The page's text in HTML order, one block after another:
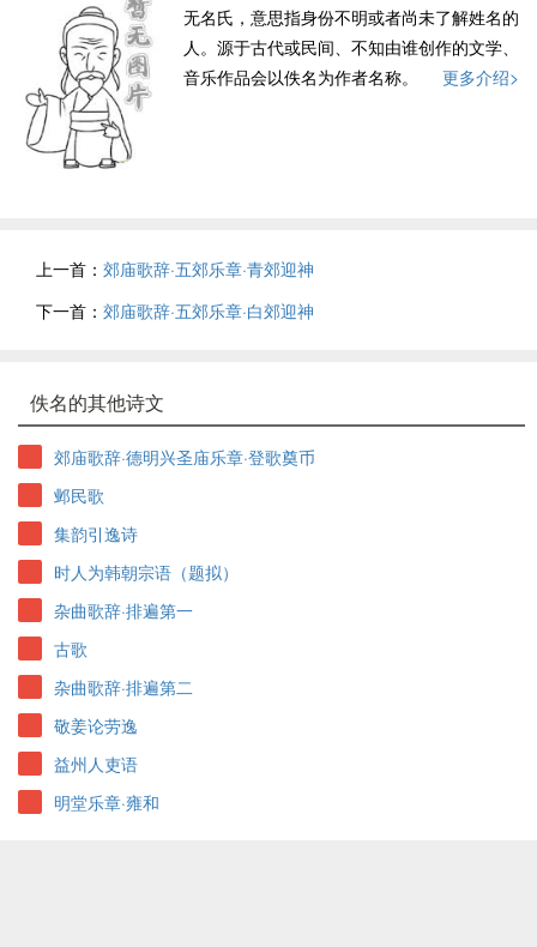
无名氏，意思指身份不明或者尚未了解姓名的
人。源于古代或民间、不知由谁创作的文学、
音乐作品会以佚名为作者名称。
更多介绍>
上一首： 郊庙歌辞·五郊乐章·青郊迎神
下一首： 郊庙歌辞·五郊乐章·白郊迎神
佚名的其他诗文
郊庙歌辞·德明兴圣庙乐章·登歌奠币
邺民歌
集韵引逸诗
时人为韩朝宗语（题拟）
杂曲歌辞·排遍第一
古歌
杂曲歌辞·排遍第二
敬姜论劳逸
益州人吏语
明堂乐章·雍和